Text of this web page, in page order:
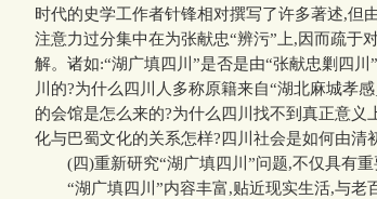
时代的史学工作者针锋相对撰写了许多著述,但
注意力过分集中在为张献忠“辨污”上,因而疏于
解。诸如:“湖广填四川”是否是由“张献忠剿四
川的?为什么四川人多称原籍来自“湖北麻城孝
的会馆是怎么来的?为什么四川找不到真正意
化与巴蜀文化的关系怎样?四川社会是如何由清
(四)重新研究“湖广填四川”问题,不仅具有重
“湖广填四川”内容丰富,贴近现实生活,与老